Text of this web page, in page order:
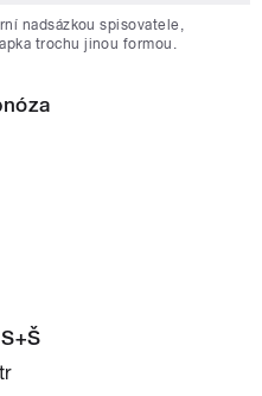
nadsázkou spisovatele,
trochu jinou formou.